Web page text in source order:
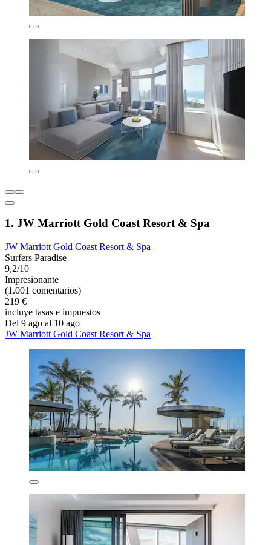
1. JW Marriott Gold Coast Resort & Spa
JW Marriott Gold Coast Resort & Spa
Surfers Paradise
9,2/10
Impresionante
(1.001 comentarios)
219 €
incluye tasas e impuestos
Del 9 ago al 10 ago
JW Marriott Gold Coast Resort & Spa